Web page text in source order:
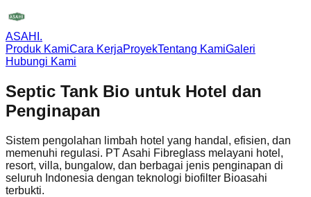
ASAHI .
Produk KamiCara KerjaProyekTentang KamiGaleri
Hubungi Kami
Septic Tank Bio untuk Hotel dan
Penginapan
Sistem pengolahan limbah hotel yang handal, efisien, dan
memenuhi regulasi. PT Asahi Fibreglass melayani hotel,
resort, villa, bungalow, dan berbagai jenis penginapan di
seluruh Indonesia dengan teknologi biofilter Bioasahi
terbukti.